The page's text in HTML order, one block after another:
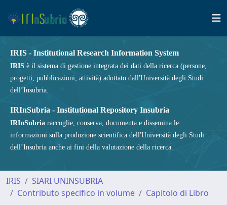
IRIS - Institutional Research Information System
IRIS è il sistema di gestione integrata dei dati della ricerca (persone,
progetti, pubblicazioni, attività) adottato dall'Università degli Studi
dell’Insubria.
IRInSubria - Institutional Repository Insubria
IRInSubria raccoglie, conserva, documenta e dissemina le
informazioni sulla produzione scientifica dell'Università degli Studi
dell’Insubria anche ai fini della valutazione della ricerca.
IRIS
SIARI UNINSUBRIA
Contributo specifico in volume
Capitolo di Libro